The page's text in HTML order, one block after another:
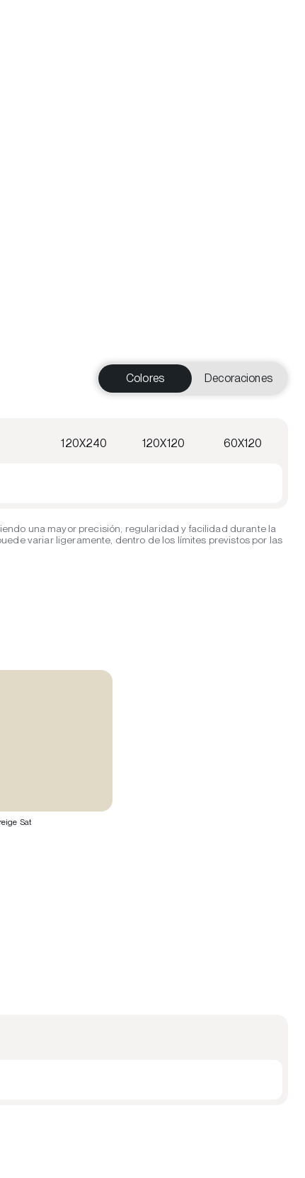
Colores Decoraciones
120X240 120X120 60X120
una mayor precisión, regularidad y facilidad durante la
variar ligeramente, dentro de los límites previstos por las
Sat